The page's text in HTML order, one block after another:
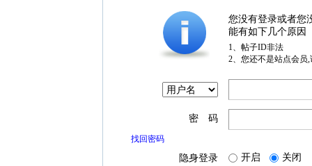
您没有登录或者您
能有如下几个原因
1、帖子ID非法
2、您还不是站点会员
密 码
找回密码
隐身登录 开启 关闭